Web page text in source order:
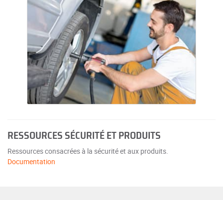
RESSOURCES SÉCURITÉ ET PRODUITS
Ressources consacrées à la sécurité et aux produits.
Documentation